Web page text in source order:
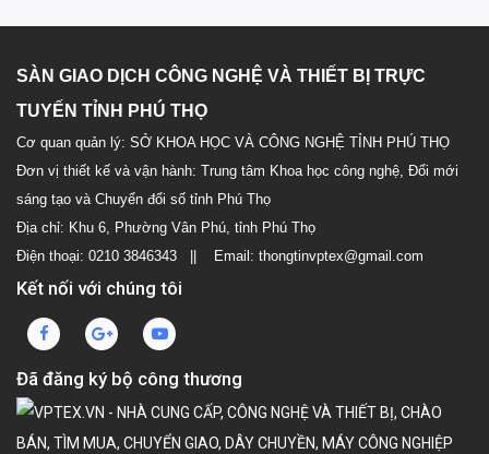
SÀN GIAO DỊCH CÔNG NGHỆ VÀ THIẾT BỊ TRỰC
TUYẾN TỈNH PHÚ THỌ
Cơ quan quản lý: SỞ KHOA HỌC VÀ CÔNG NGHỆ TỈNH PHÚ THỌ
Đơn vị thiết kế và vận hành: Trung tâm Khoa học công nghệ, Đổi mới
sáng tạo và Chuyển đổi số tỉnh Phú Thọ
Địa chỉ: Khu 6, Phường Vân Phú, tỉnh Phú Thọ
Điện thoại: 0210 3846343 || Email: thongtinvptex@gmail.com
Kết nối với chúng tôi
Đã đăng ký bộ công thương